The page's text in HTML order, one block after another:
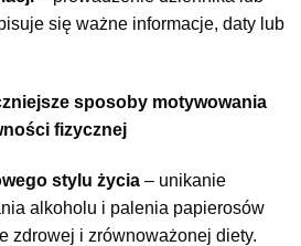
się ważne informacje, daty lub
sposoby motywowania
fizycznej
stylu życia – unikanie
alkoholu i palenia papierosów
zdrowej i zrównoważonej diety.